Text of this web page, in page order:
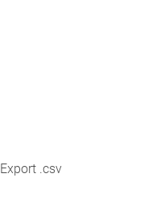
Export .csv